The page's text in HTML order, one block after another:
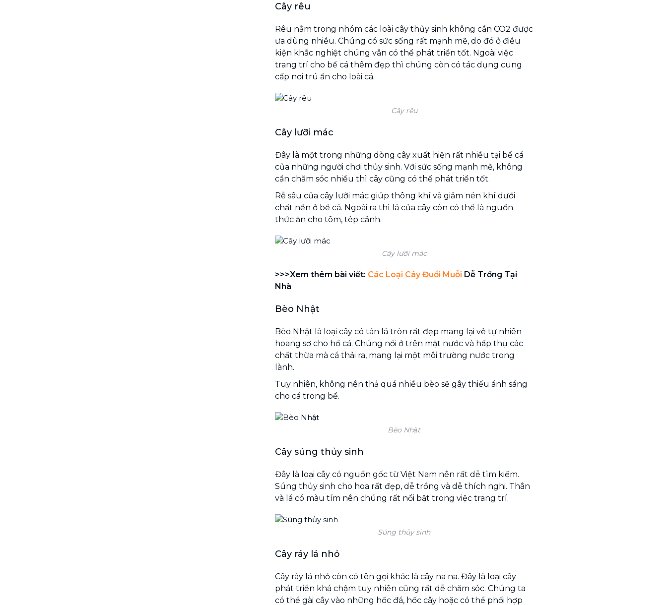
Cây rêu
Rêu nằm trong nhóm các loài cây thủy sinh không cần CO2 được
ưa dùng nhiều. Chúng có sức sống rất mạnh mẽ, do đó ở điều
kiện khắc nghiệt chúng vẫn có thể phát triển tốt. Ngoài việc
trang trí cho bể cá thêm đẹp thì chúng còn có tác dụng cung
cấp nơi trú ẩn cho loài cá.
Cây rêu
Cây lưỡi mác
Đây là một trong những dòng cây xuất hiện rất nhiều tại bể cá
của những người chơi thủy sinh. Với sức sống mạnh mẽ, không
cần chăm sóc nhiều thì cây cũng có thể phát triển tốt.
Rễ sâu của cây lưỡi mác giúp thông khí và giảm nén khí dưới
chất nền ở bể cá. Ngoài ra thì lá của cây còn có thể là nguồn
thức ăn cho tôm, tép cảnh.
Cây lưỡi mác
>>>Xem thêm bài viết: Các Loại Cây Đuổi Muỗi Dễ Trồng Tại
Nhà
Bèo Nhật
Bèo Nhật là loại cây có tán lá tròn rất đẹp mang lại vẻ tự nhiên
hoang sơ cho hồ cá. Chúng nổi ở trên mặt nước và hấp thụ các
chất thừa mà cá thải ra, mang lại một môi trường nước trong
lành.
Tuy nhiên, không nên thả quá nhiều bèo sẽ gây thiếu ánh sáng
cho cá trong bể.
Bèo Nhật
Cây súng thủy sinh
Đây là loại cây có nguồn gốc từ Việt Nam nên rất dễ tìm kiếm.
Súng thủy sinh cho hoa rất đẹp, dễ trồng và dễ thích nghi. Thân
và lá có màu tím nên chúng rất nổi bật trong việc trang trí.
Súng thủy sinh
Cây ráy lá nhỏ
Cây ráy lá nhỏ còn có tên gọi khác là cây na na. Đây là loại cây
phát triển khá chậm tuy nhiên cũng rất dễ chăm sóc. Chúng ta
có thể gài cây vào những hốc đá, hốc cây hoặc có thể phối hợp